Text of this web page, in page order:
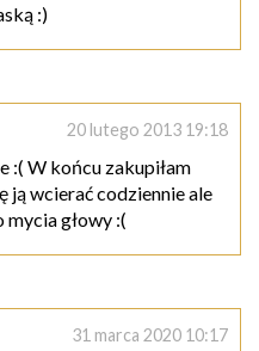
:)
20 lutego 2013 19:18
:( W końcu zakupiłam
ją wcierać codziennie ale
głowy :(
31 marca 2020 10:17